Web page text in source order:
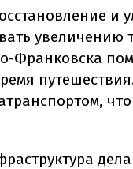
и
увеличению
Франковска